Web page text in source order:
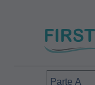
Select your area of interest